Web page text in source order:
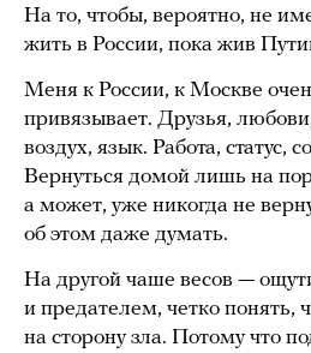
На то, чтобы, вероятно, не
жить в России, пока жив
Меня к России, к Москве
привязывает. Друзья,
воздух, язык. Работа, статус,
Вернуться домой лишь на
а может, уже никогда не
об этом даже думать.
На другой чаше весов —
и предателем, четко понять,
на сторону зла. Потому что